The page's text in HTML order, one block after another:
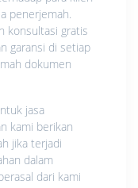
penerjemah.
konsultasi gratis
garansi di setiap
dokumen
jasa
kami berikan
jika terjadi
dalam
dari kami